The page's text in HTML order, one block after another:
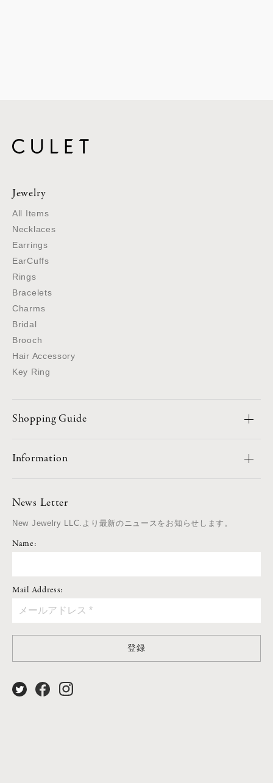
Jewelry
All Items
Necklaces
Earrings
EarCuffs
Rings
Bracelets
Charms
Bridal
Brooch
Hair Accessory
Key Ring
Shopping Guide
Information
News Letter
New Jewelry LLC.より最新のニュースをお知らせします。
Name:
Mail Address:
登録